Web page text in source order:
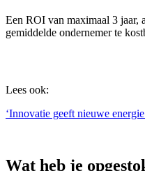
Een ROI van maximaal 3 jaar,
gemiddelde ondernemer te
Lees ook:
‘Innovatie geeft nieuwe
Wat heb je